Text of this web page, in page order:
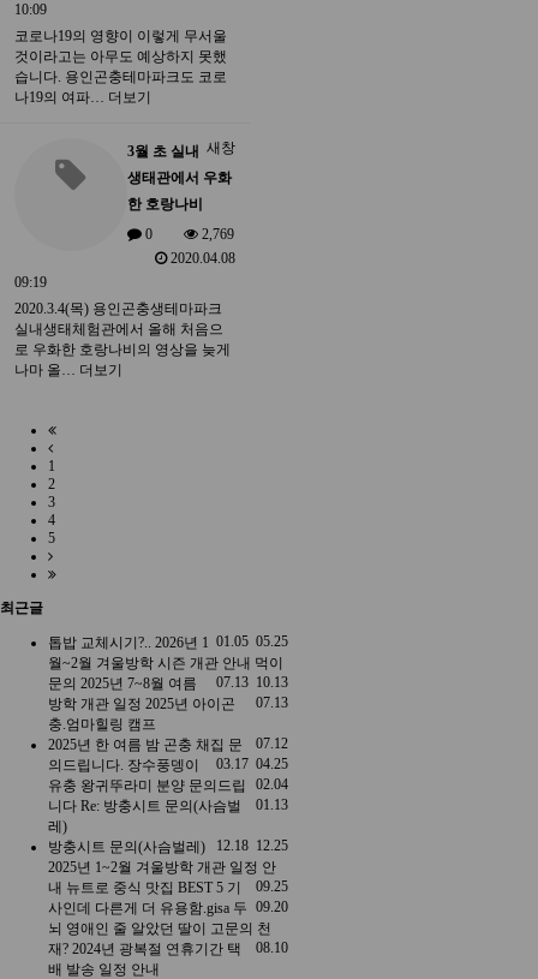
10:09
코로나19의 영향이 이렇게 무서울
것이라고는 아무도 예상하지 못했
습니다. 용인곤충테마파크도 코로
나19의 여파… 더보기
새창
3월 초 실내
생태관에서 우화
한 호랑나비
0
2,769
2020.04.08
09:19
2020.3.4(목) 용인곤충생테마파크
실내생태체험관에서 올해 처음으
로 우화한 호랑나비의 영상을 늦게
나마 올… 더보기
1
2
3
4
5
최근글
05.25
톱밥 교체시기?.. 01.05
2026년 1
월~2월 겨울방학 시즌 개관 안내
10.13
먹이
문의
07.13
2025년 7~8월 여름
방학 개관 일정
07.13
2025년 아이곤
충.엄마힐링 캠프
07.12
2025년 한 여름 밤 곤충 채집
04.25
문
의드립니다.
03.17
장수풍뎅이
유충
02.04
왕귀뚜라미 분양 문의드립
니다
01.13
Re: 방충시트 문의(사슴벌
레)
12.25
방충시트 문의(사슴벌레)
12.18
2025년 1~2월 겨울방학 개관 일정 안
내
09.25
뉴트로 중식 맛집 BEST 5 기
사인데 다른게 더 유용함.gisa
09.20
두
뇌 영애인 줄 알았던 딸이 고문의 천
재?
08.10
2024년 광복절 연휴기간 택
배 발송 일정 안내